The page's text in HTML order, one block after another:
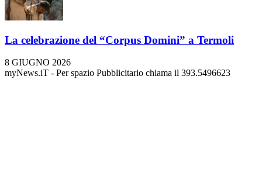
La celebrazione del “Corpus Domini” a Termoli
8 GIUGNO 2026
myNews.iT - Per spazio Pubblicitario chiama il 393.5496623